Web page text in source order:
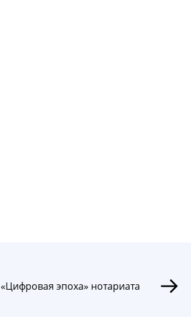
«Цифровая эпоха» нотариата